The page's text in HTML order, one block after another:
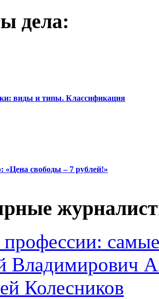
дела:
виды и типы. Классификация
«Цена свободы – 7 рублей!»
Колесников